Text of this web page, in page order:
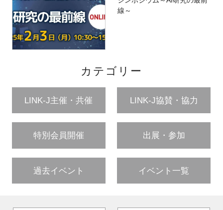
線～
カテゴリー
LINK-J主催・共催 LINK-J協賛・協力
特別会員開催 出展・参加
過去イベント イベント一覧